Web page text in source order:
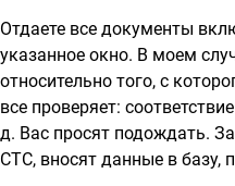
Отдаете все документы
указанное окно. В моем
относительно того, с
все проверяет:
д. Вас просят подождать.
СТС, вносят данные в